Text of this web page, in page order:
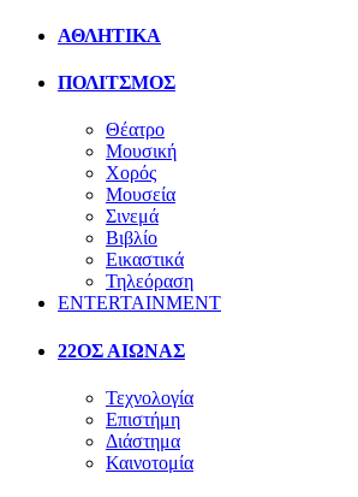
ΑΘΛΗΤΙΚΑ
ΠΟΛΙΤΣΜΟΣ
Θέατρο
Μουσική
Χορός
Μουσεία
Σινεμά
Βιβλίο
Εικαστικά
Τηλεόραση
ENTERTAINMENT
22ΟΣ ΑΙΩΝΑΣ
Τεχνολογία
Επιστήμη
Διάστημα
Καινοτομία